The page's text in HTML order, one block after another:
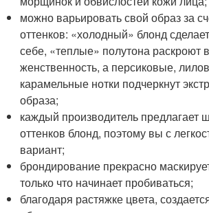
можно варьировать свой образ за
оттенков: «холодный» блонд
себе, «теплые» полутона раскроют
женственность, а персиковые,
карамельные нотки подчеркнут
образа;
каждый производитель предлагает
оттенков блонд, поэтому вы с
вариант;
брондирование прекрасно
только что начинает пробиваться;
благодаря растяжке цвета,